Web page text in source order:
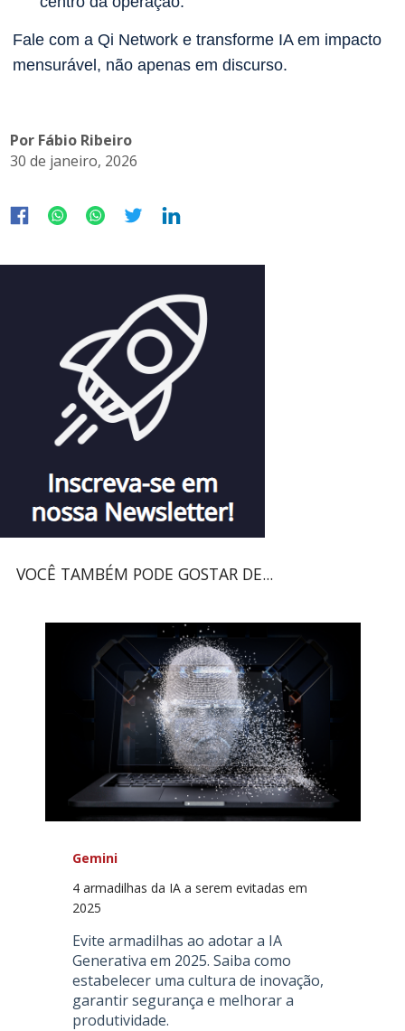
Fale com a Qi Network e transforme IA em impacto
mensurável, não apenas em discurso.
Por Fábio Ribeiro
30 de janeiro, 2026
VOCÊ TAMBÉM PODE GOSTAR DE...
Gemini
4 armadilhas da IA a serem evitadas em
2025
Evite armadilhas ao adotar a IA
Generativa em 2025. Saiba como
estabelecer uma cultura de inovação,
garantir segurança e melhorar a
produtividade.